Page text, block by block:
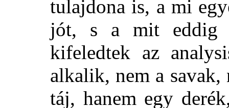
tulajdona is, a mi
jót, s a mit eddig
kifeledtek az
alkalik, nem a
táj, hanem egy